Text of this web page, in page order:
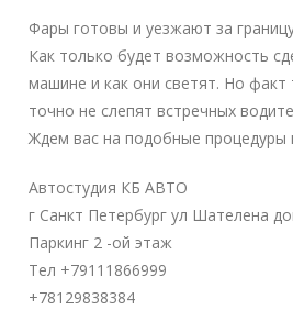
Фары готовы и уезжают за
Как только будет возможность
машине и как они светят. Но факт
точно не слепят встречных
Ждем вас на подобные процедуры
Автостудия КБ АВТО
г Санкт Петербург ул Шателена
Паркинг 2 -ой этаж
Тел +79111866999
+78129838384